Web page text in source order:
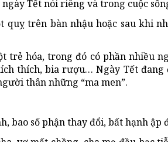
Tết nói riêng và trong cuộc
trên bàn nhậu hoặc sau khi
trẻ hóa, trong đó có phần nhiều
thích, bia rượu… Ngày Tết
thân những “ma men”.
bao số phận thay đổi, bất hạnh ập